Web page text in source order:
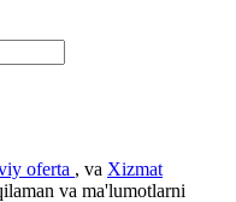
oferta , va Xizmat
va ma'lumotlarni